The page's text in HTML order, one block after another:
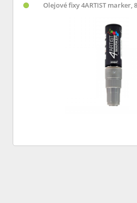
Olejové fixy 4ARTIST marker,